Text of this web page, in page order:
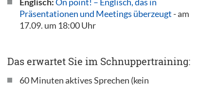
Präsentationen und Meetings überzeugt - am
17.09. um 18:00 Uhr
Das erwartet Sie im Schnuppertraining:
60 Minuten aktives Sprechen (kein